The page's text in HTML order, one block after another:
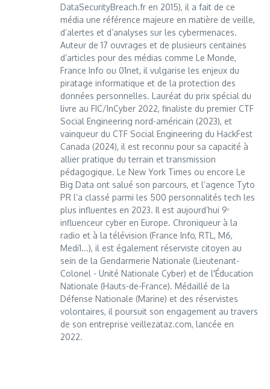
DataSecurityBreach.fr en 2015), il a fait de ce
média une référence majeure en matière de veille,
d’alertes et d’analyses sur les cybermenaces.
Auteur de 17 ouvrages et de plusieurs centaines
d’articles pour des médias comme Le Monde,
France Info ou 01net, il vulgarise les enjeux du
piratage informatique et de la protection des
données personnelles. Lauréat du prix spécial du
livre au FIC/InCyber 2022, finaliste du premier CTF
Social Engineering nord-américain (2023), et
vainqueur du CTF Social Engineering du HackFest
Canada (2024), il est reconnu pour sa capacité à
allier pratique du terrain et transmission
pédagogique. Le New York Times ou encore Le
Big Data ont salué son parcours, et l’agence Tyto
PR l’a classé parmi les 500 personnalités tech les
plus influentes en 2023. Il est aujourd’hui 9ᵉ
influenceur cyber en Europe. Chroniqueur à la
radio et à la télévision (France Info, RTL, M6,
Medi1...), il est également réserviste citoyen au
sein de la Gendarmerie Nationale (Lieutenant-
Colonel - Unité Nationale Cyber) et de l'Éducation
Nationale (Hauts-de-France). Médaillé de la
Défense Nationale (Marine) et des réservistes
volontaires, il poursuit son engagement au travers
de son entreprise veillezataz.com, lancée en
2022.